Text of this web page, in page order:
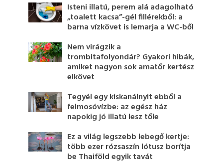
Isteni illatú, perem alá adagolható
„toalett kacsa”-gél fillérekből: a
barna vízkövet is lemarja a WC-ből
Nem virágzik a
trombitafolyondár? Gyakori hibák,
amiket nagyon sok amatőr kertész
elkövet
Tegyél egy kiskanálnyit ebből a
felmosóvízbe: az egész ház
napokig jó illatú lesz tőle
Ez a világ legszebb lebegő kertje:
több ezer rózsaszín lótusz borítja
be Thaiföld egyik tavát